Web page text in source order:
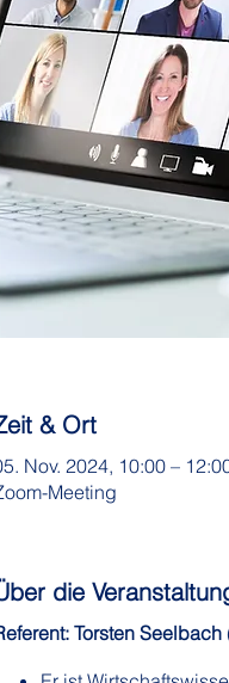
& Ort
Nov. 2024, 10:00 –
Meeting
die
Torsten Seelbach